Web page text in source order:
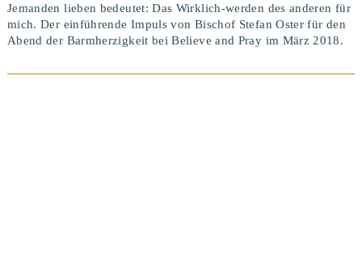
Jemanden lieben bedeutet: Das Wirklich-werden des anderen für
mich. Der einführende Impuls von Bischof Stefan Oster für den
Abend der Barmherzigkeit bei Believe and Pray im März 2018.